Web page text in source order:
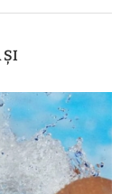
ȘI